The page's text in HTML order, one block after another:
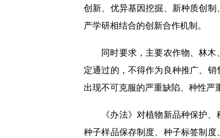
创新、优异基因挖掘、新种质创
产学研相结合的创新合作机制。
同时要求，主要农作物、林木
定通过的，不得作为良种推广、
出现不可克服的严重缺陷、种性严
《办法》对植物新品种保护、
种子样品保存制度、种子标签制